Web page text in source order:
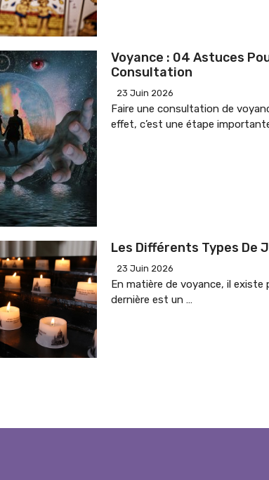
Voyance : 04 Astuces
Consultation
23 Juin 2026
Faire une consultation de
effet, c’est une étape
Les Différents Types De
23 Juin 2026
En matière de voyance, il
dernière est un …